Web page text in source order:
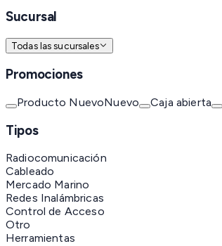
Sucursal
Todas las sucursales
Promociones
Producto NuevoNuevo Caja abierta
Tipos
Radiocomunicación
Cableado
Mercado Marino
Redes Inalámbricas
Control de Acceso
Otro
Herramientas